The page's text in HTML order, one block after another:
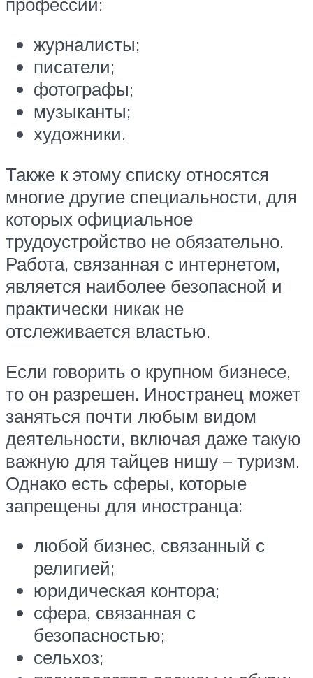
журналисты;
писатели;
фотографы;
музыканты;
художники.
Также к этому списку относятся
многие другие специальности, для
которых официальное
трудоустройство не обязательно.
Работа, связанная с интернетом,
является наиболее безопасной и
практически никак не
отслеживается властью.
Если говорить о крупном бизнесе,
то он разрешен. Иностранец может
заняться почти любым видом
деятельности, включая даже такую
важную для тайцев нишу – туризм.
Однако есть сферы, которые
запрещены для иностранца:
любой бизнес, связанный с
религией;
юридическая контора;
сфера, связанная с
безопасностью;
сельхоз;